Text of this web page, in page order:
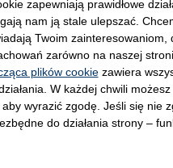
w porównaniu do wersji
czarny tusz 123drukuj HP 45.
w przeciwieństwie do oryginalnych,
ml.
tańszy niż oryginalna
zapewniają prawidłowe
nam ją stale ulepszać.
Twoim zainteresowaniom,
zarówno na naszej
plików cookiezawiera
W każdej chwili
wyrazić zgodę. Jeśli się nie
do działania strony –